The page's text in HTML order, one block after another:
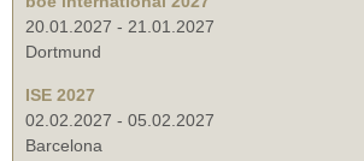
20.01.2027 - 21.01.2027
Dortmund
ISE 2027
02.02.2027 - 05.02.2027
Barcelona